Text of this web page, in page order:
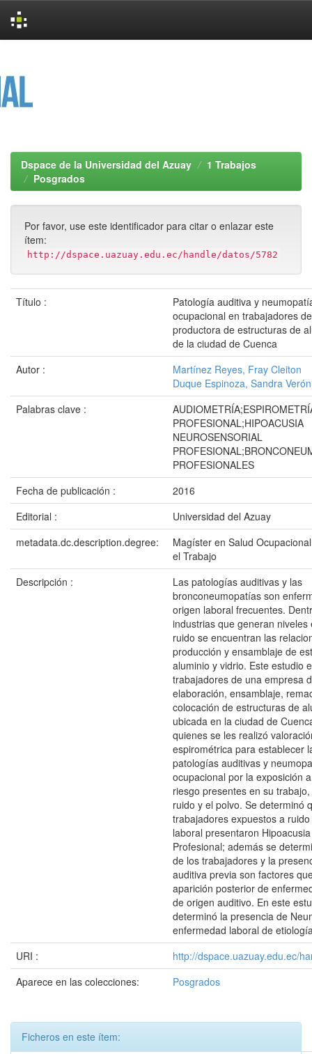
Dspace de la Universidad del Azuay
1 Trabajos
Posgrados
Por favor, use este identificador para citar o enlazar este
ítem:
http://dspace.uazuay.edu.ec/handle/datos/5782
Título :
Patología auditiva y
ocupacional en trabajadores
productora de estructuras de
de la ciudad de Cuenca
Autor :
Martínez Reyes, Fray Cleiton
Duque Espinoza, Sandra
Palabras clave :
PROFESIONAL;HIPOACUSIA
NEUROSENSORIAL
PROFESIONALES
Fecha de publicación :
2016
Editorial :
Universidad del Azuay
metadata.dc.description.degree:
Magíster en Salud
el Trabajo
Descripción :
Las patologías auditivas y las
bronconeumopatías son
origen laboral frecuentes.
industrias que generan niveles
ruido se encuentran las
producción y ensamblaje de
aluminio y vidrio. Este estudio
trabajadores de una empresa
elaboración, ensamblaje,
colocación de estructuras de
ubicada en la ciudad de
quienes se les realizó
espirométrica para establecer
patologías auditivas y
ocupacional por la exposición
riesgo presentes en su
ruido y el polvo. Se determinó
trabajadores expuestos a
laboral presentaron
Profesional; además se
de los trabajadores y la
auditiva previa son factores
aparición posterior de
de origen auditivo. En este
determinó la presencia de
enfermedad laboral de
URI :
http://dspace.uazuay.edu.ec/
Aparece en las colecciones:
Posgrados
Ficheros en este ítem: